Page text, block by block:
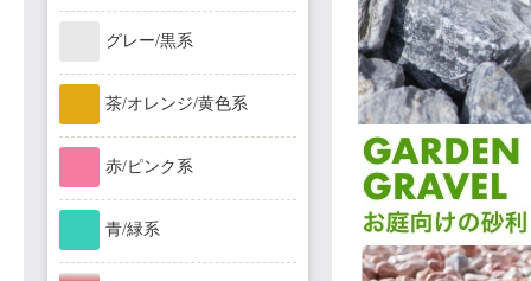
グレー/黒系
茶/オレンジ/黄色系
赤/ピンク系
青/緑系